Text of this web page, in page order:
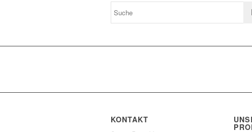
KONTAKT